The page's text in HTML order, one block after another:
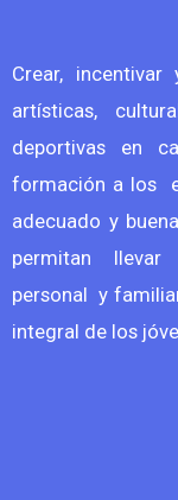
Crear,
artísticas,
deportivas en
formación a los
adecuado y
permitan llevar
personal y
integral de los